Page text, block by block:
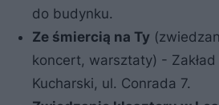
do budynku.
Ze śmiercią na Ty
koncert, warsztaty) -
Kucharski, ul. Conrada 7.